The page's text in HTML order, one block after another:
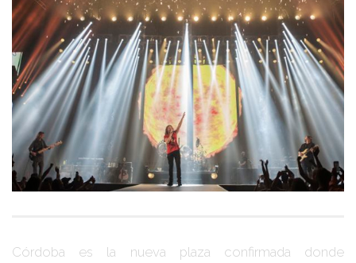
Córdoba es la nueva plaza confirmada donde